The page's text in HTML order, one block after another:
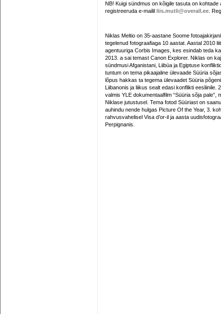
NB! Kuigi sündmus on kõigile tasuta on
registreeruda e-mailil liis.mutli@overall.ee .
Niklas Meltio on 35-aastane Soome
tegelenud fotograafiaga 10 aastat. Aastal 2010
agentuuriga Corbis Images, kes esindab teda
2013. a sai temast Canon Explorer. Niklas on
sündmusi Afganistani, Liibüa ja Egiptuse
tuntum on tema pikaajaline ülevaade Süüria
lõpus hakkas ta tegema ülevaadet Süüria
Liibanonis ja liikus sealt edasi konflikti eesliinile.
valmis YLE dokumentaalfilm “Süüria sõja pale”,
Niklase jutustusel. Tema fotod Süüriast on
auhindu nende hulgas Picture Of the Year, 3.
rahvusvahelisel Visa d’or-il ja aasta
Perpignanis.